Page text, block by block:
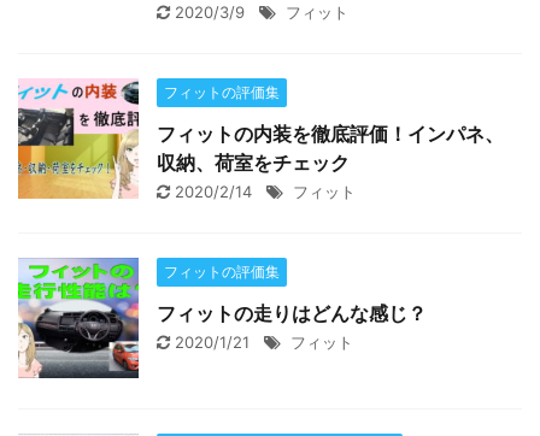
2020/3/9 フィット
フィットの評価集
フィットの内装を徹底評価！インパネ、
収納、荷室をチェック
2020/2/14 フィット
フィットの評価集
フィットの走りはどんな感じ？
2020/1/21 フィット